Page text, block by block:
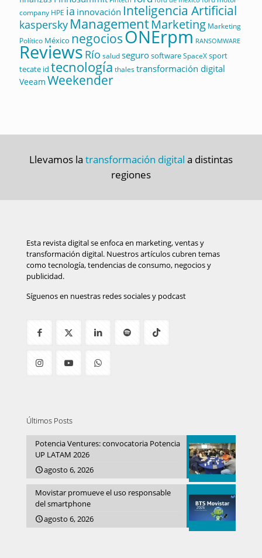
company HPE ia innovación Inteligencia Artificial
kaspersky ManagementMarketing Marketing
Político México negociosONErpm RANSOMWARE
Reviews Río saludsegurosoftwareSpaceXsport
tecate id tecnología thalestransformación digital
Veeam Weekender
Llevamos la transformación digital a distintas
regiones
Esta revista digital se enfoca en marketing, ventas y
transformación digital. Nuestros artículos cubren temas
como tecnología, tendencias de consumo, negocios y
publicidad.
Síguenos en nuestras redes sociales y podcast
Últimos Posts
Potencia Ventures: convocatoria Potencia
UP LATAM 2026
agosto 6, 2026
Movistar promueve el uso responsable
del smartphone
agosto 6, 2026